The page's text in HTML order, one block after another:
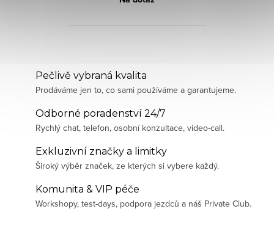
Pečlivě vybraná kvalita
Prodáváme jen to, co sami používáme a garantujeme.
Odborné poradenství 24/7
Rychlý chat, telefon, osobní konzultace, video-call.
Exkluzivní značky a limitky
Široký výběr značek, ze kterých si vybere každý.
Komunita & VIP péče
Workshopy, test-days, podpora jezdců a náš Private Club.